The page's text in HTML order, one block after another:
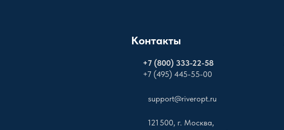
Контакты
+7 (800) 333-22-58
+7 (495) 445-55-00
support@riveropt.ru
121 500, г. Москва,